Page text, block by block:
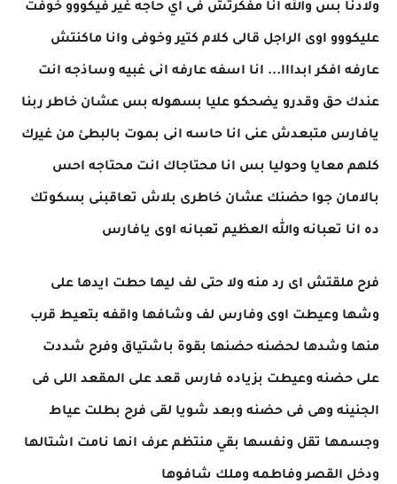
ولادنا بس والله انا مفكرتش فى اي حاجه غير فيكووو خوفت
عليكووو اوى الراجل قالى كلام كتير وخوفى وانا ماكنتش
عارفه افكر ابدااا... انا اسفه عارفه انى غبيه وساذجه انت
عندك حق وقدرو يضحكو عليا بسهوله بس عشان خاطر ربنا
يافارس متبعدش عنى انا حاسه انى بموت بالبطئ من غيرك
كلهم معايا وحوليا بس انا محتاجاك انت محتاجه احس
بالامان جوا حضنك عشان خاطرى بلاش تعاقبنى بسكوتك
ده انا تعبانه والله العظيم تعبانه اوى يافارس
فرح ملقتش اى رد منه ولا حتى لف ليها حطت ايدها على
وشها وعيطت اوى وفارس لف وشافها واقفه بتعيط قرب
منها وشدها لحضنه حضنها بقوة باشتياق وفرح شددت
على حضنه وعيطت بزياده فارس قعد على المقعد اللى فى
الجنينه وهى فى حضنه وبعد شويا لقى فرح بطلت عياط
وجسمها تقل ونفسها بقي منتظم عرف انها نامت اشتالها
ودخل القصر وفاطمه وملك شافوها